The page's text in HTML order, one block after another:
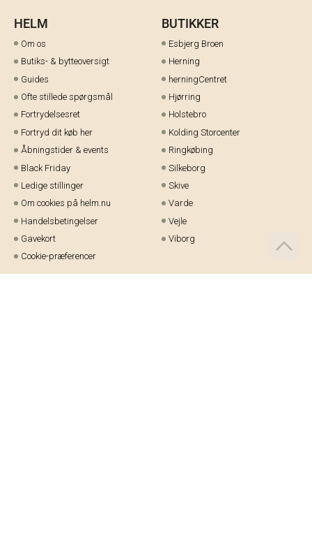
HELM
Om os
Butiks- & bytteoversigt
Guides
Ofte stillede spørgsmål
Fortrydelsesret
Fortryd dit køb her
Åbningstider & events
Black Friday
Ledige stillinger
Om cookies på helm.nu
Handelsbetingelser
Gavekort
Cookie-præferencer
BUTIKKER
Esbjerg Broen
Herning
herningCentret
Hjørring
Holstebro
Kolding Storcenter
Ringkøbing
Silkeborg
Skive
Varde
Vejle
Viborg